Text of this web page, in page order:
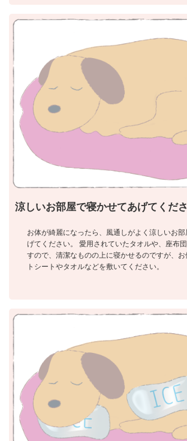
涼しいお部屋で寝かせてあげてくださ
お体が綺麗になったら、風通しがよく涼しいお
げてください。 愛用されていたタオルや、座布
すので、清潔なものの上に寝かせるのですが、お
トシートやタオルなどを敷いてください。